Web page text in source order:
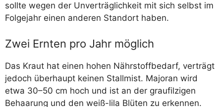
soll­te wegen der Unver­träg­lich­keit mit sich selbst im
Fol­ge­jahr einen ande­ren Stand­ort haben.
Zwei Ernten pro Jahr möglich
Das Kraut hat einen hohen Nähr­stoff­be­darf, ver­trägt
jedoch über­haupt kei­nen Stall­mist. Majo­ran wird
etwa 30–50 cm hoch und ist an der grau­fil­zi­gen
Behaa­rung und den weiß-lila Blü­ten zu erken­nen.